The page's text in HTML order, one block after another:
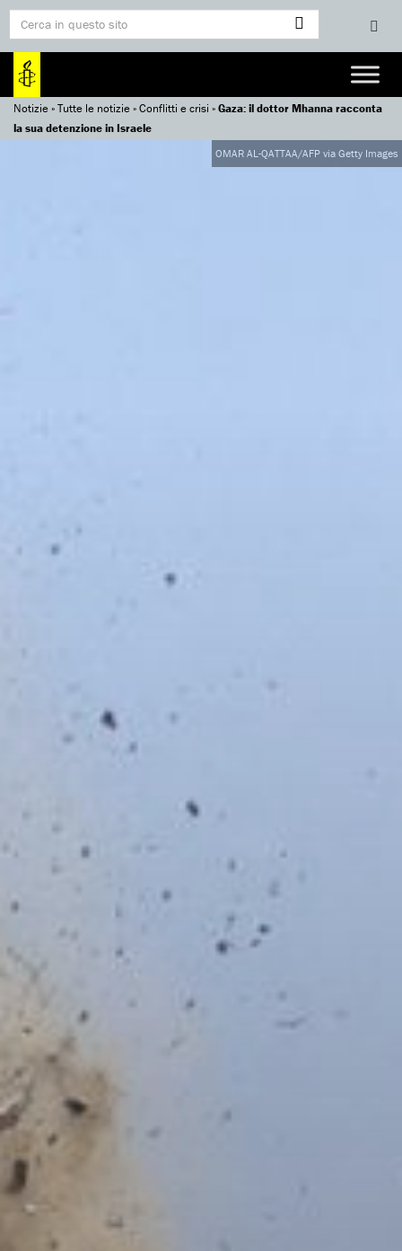
Notizie»Tutte le notizie»Conflitti e crisi »Gaza: il dottor Mhanna racconta
la sua detenzione in Israele
OMAR AL-QATTAA/AFP via Getty Images